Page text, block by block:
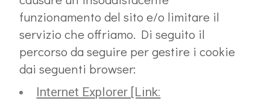
funzionamento del sito e/o limitare il
servizio che offriamo. Di seguito il
percorso da seguire per gestire i cookie
dai seguenti browser:
Internet Explorer [Link: